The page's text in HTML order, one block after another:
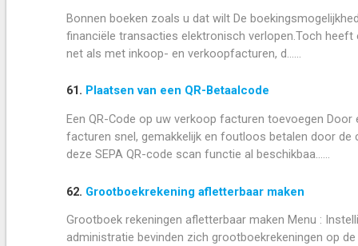
Bonnen boeken zoals u dat wilt De
financiële transacties elektronisch verlopen.Toch
net als met inkoop- en verkoopfacturen, d......
61. Plaatsen van een QR-Betaalcode
Een QR-Code op uw verkoop facturen toevoegen
facturen snel, gemakkelijk en foutloos betalen door de
deze SEPA QR-code scan functie al beschikbaa......
62. Grootboekrekening afletterbaar maken
Grootboek rekeningen afletterbaar maken Menu :
administratie bevinden zich grootboekrekeningen op